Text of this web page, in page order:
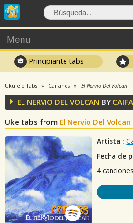
Menu
Principiante tabs
Ukulele Tabs Caifanes El Nervio Del Volcan
EL NERVIO DEL VOLCAN BY
Uke tabs from El Nervio Del Volcan
Artista :
Fecha de
4